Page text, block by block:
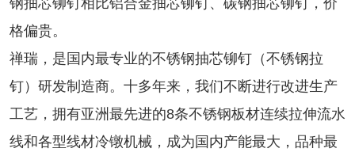
格偏贵。
禅瑞，是国内最专业的不锈钢抽芯铆钉（不锈钢拉
钉）研发制造商。十多年来，我们不断进行改进生产
工艺，拥有亚洲最先进的8条不锈钢板材连续拉伸流水
线和各型线材冷镦机械，成为国内产能最大，品种最